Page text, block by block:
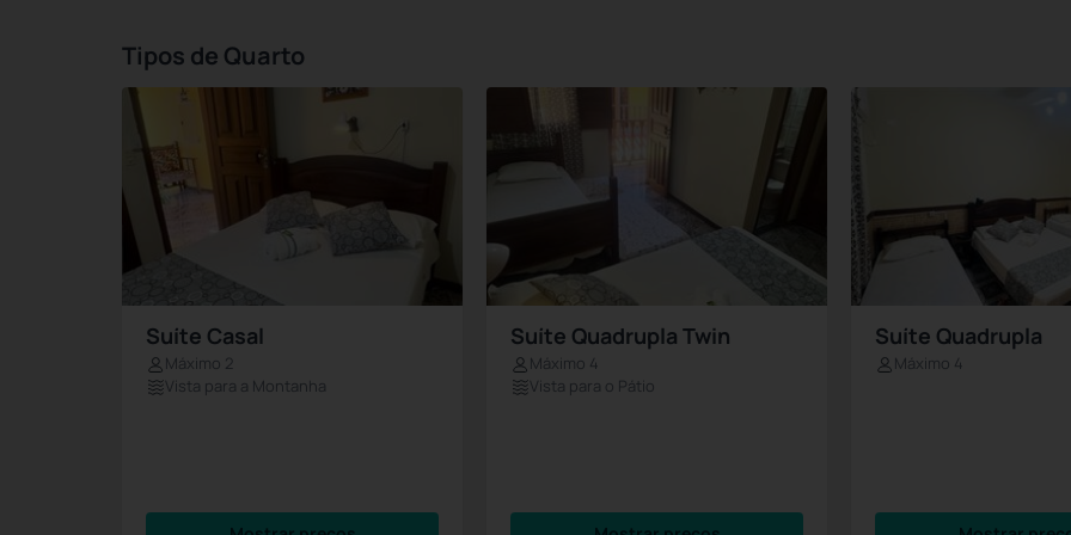
Tipos de Quarto
Suíte Casal
Máximo 2
Vista para a Montanha
Suíte Quadrupla Twin
Máximo 4
Vista para o Pátio
Suíte Quadrupla
Máximo 4